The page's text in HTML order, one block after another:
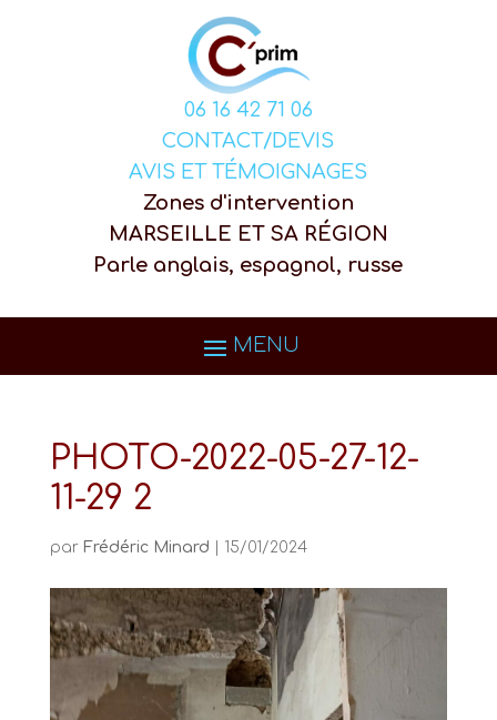
06 16 42 71 06
CONTACT/DEVIS
AVIS ET TÉMOIGNAGES
Zones d'intervention
MARSEILLE ET SA RÉGION
Parle anglais, espagnol, russe
PHOTO-2022-05-27-12-
11-29 2
par Frédéric Minard 15/01/2024